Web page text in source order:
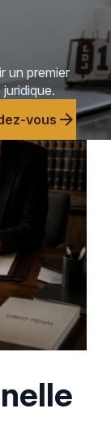
un premier
vous arrow_forward